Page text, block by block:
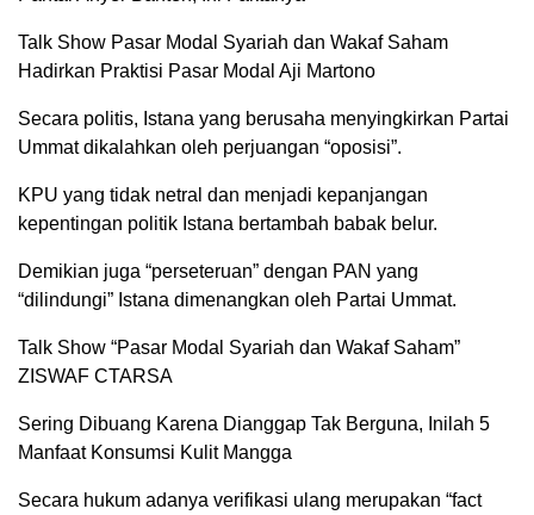
Talk Show Pasar Modal Syariah dan Wakaf Saham
Hadirkan Praktisi Pasar Modal Aji Martono
Secara politis, Istana yang berusaha menyingkirkan Partai
Ummat dikalahkan oleh perjuangan “oposisi”.
KPU yang tidak netral dan menjadi kepanjangan
kepentingan politik Istana bertambah babak belur.
Demikian juga “perseteruan” dengan PAN yang
“dilindungi” Istana dimenangkan oleh Partai Ummat.
Talk Show “Pasar Modal Syariah dan Wakaf Saham”
ZISWAF CTARSA
Sering Dibuang Karena Dianggap Tak Berguna, Inilah 5
Manfaat Konsumsi Kulit Mangga
Secara hukum adanya verifikasi ulang merupakan “fact